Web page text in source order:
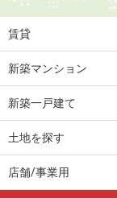
賃貸
新築マンション
新築一戸建て
土地を探す
店舗/事業用